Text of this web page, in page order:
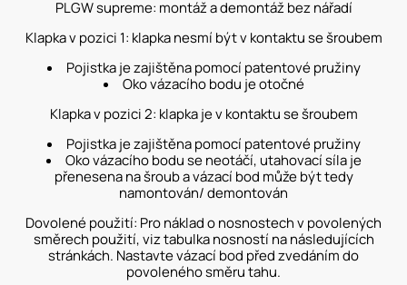
PLGW supreme: montáž a demontáž bez nářadí
Klapka v pozici 1: klapka nesmí být v kontaktu se šroubem
Pojistka je zajištěna pomocí patentové pružiny
Oko vázacího bodu je otočné
Klapka v pozici 2: klapka je v kontaktu se šroubem
Pojistka je zajištěna pomocí patentové pružiny
Oko vázacího bodu se neotáčí, utahovací síla je
přenesena na šroub a vázací bod může být tedy
namontován/ demontován
Dovolené použití: Pro náklad o nosnostech v povolených
směrech použití, viz tabulka nosností na následujících
stránkách. Nastavte vázací bod před zvedáním do
povoleného směru tahu.